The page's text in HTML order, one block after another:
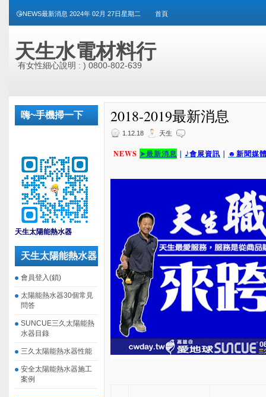
😘NEWS最新消息 2024年 02月 27日星期二 首頁
天生水電材料行
有女性細心說明 : ) 0800-802-639
嗨~手機掃一下
天生太陽能熱水器
天生太陽能熱水器
會員登入(鎖)
太陽能熱水器30個常見
問答
SUNCUE三久太陽能熱
水器目錄
三久太陽能熱水器性能
安全太陽能熱水器施工
案例
2018-2019最新消息
1.12.18 天生
NEWS ➤最新消息 ｜ ♪會展資訊 ｜ ☻新聞媒